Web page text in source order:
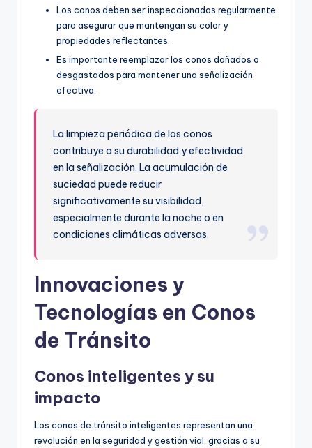
Los conos deben ser inspeccionados regularmente
para asegurar que mantengan su color y
propiedades reflectantes.
Es importante reemplazar los conos dañados o
desgastados para mantener una señalización
efectiva.
La limpieza periódica de los conos
contribuye a su durabilidad y efectividad
en la señalización. La acumulación de
suciedad puede reducir
significativamente su visibilidad,
especialmente durante la noche o en
condiciones climáticas adversas.
Innovaciones y
Tecnologías en Conos
de Tránsito
Conos inteligentes y su
impacto
Los conos de tránsito inteligentes representan una
revolución en la seguridad y gestión vial, gracias a su